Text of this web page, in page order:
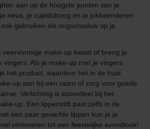
aan op de hoogste punten van je
neus, je cupidoboog en je jukbeenderen.
gebruiken als oogschaduw op je
veervormige make-up kwast of breng je
vingers. Als je make-up met je vingers
het product, waardoor het in de huid
up aan bij een raam of zorg voor goede
Verlichting is essentieel bij het
up. Een lippenstift past zelfs in de
een paar geverfde lippen kun je je
omtoveren tot een feestelijke avondlook!